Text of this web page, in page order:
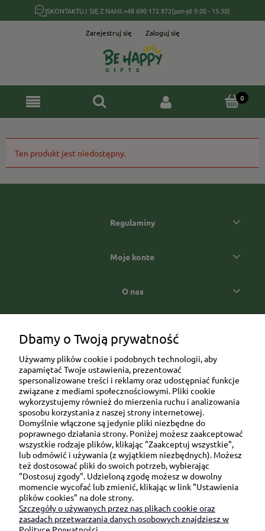
SKONTAKTUJ SIĘ Z NAMI:+48 690 172 872(pon-pt 9:00 - 15:30)
Zarejestruj się Zaloguj się
Ten produkt jest niedostępny.
Regulaminy
Moje konto
O nas
Ul. Brukowa 6/8 lok. 57/58
91-341 Łódź
NIP: 6751510615
SKONTAKTUJ SIĘ Z NAMI:
sklep@be-happygifts.com
+48 690 172 872
Dbamy o Twoją prywatność
Używamy plików cookie i podobnych technologii, aby
zapamiętać Twoje ustawienia, prezentować
spersonalizowane treści i reklamy oraz udostępniać funkcje
związane z mediami społecznościowymi. Pliki cookie
wykorzystujemy również do mierzenia ruchu i analizowania
sposobu korzystania z naszej strony internetowej.
Domyślnie włączone są jedynie pliki niezbędne do
poprawnego działania strony. Poniżej możesz zaakceptować
wszystkie rodzaje plików, klikając "Zaakceptuj wszystkie",
lub odmówić i używania (z wyjątkiem niezbędnych). Możesz
też dostosować pliki do swoich potrzeb, wybierając
"Dostosuj zgody". Udzieloną zgodę możesz w dowolny
momencie wycofać lub zmienić, klikając w link "Ustawienia
plików cookies" na dole strony.
Szczegóły o używanych przez nas plikach cookie oraz
zasadach przetwarzania danych osobowych znajdziesz w